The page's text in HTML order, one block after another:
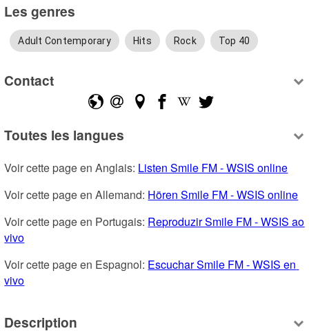
Les genres
Adult Contemporary Hits Rock Top 40
Contact
Toutes les langues
Voir cette page en Anglais: Listen Smile FM - WSIS online
Voir cette page en Allemand: Hören Smile FM - WSIS online
Voir cette page en Portugais: Reproduzir Smile FM - WSIS ao
vivo
Voir cette page en Espagnol: Escuchar Smile FM - WSIS en
vivo
Description